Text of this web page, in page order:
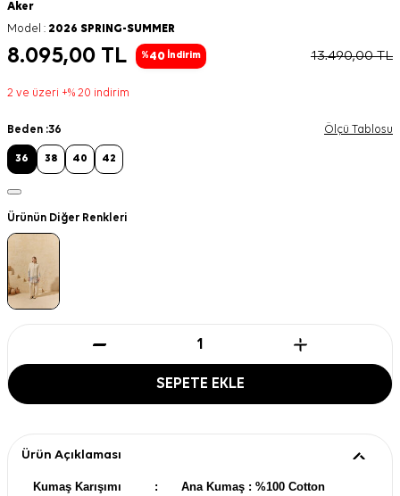
Aker
Model : 2026 SPRING-SUMMER
8.095,00 TL %40 İndirim 13.490,00TL
2 ve üzeri +% 20 indirim
Beden :36 Ölçü Tablosu
36 38 40 42
Ürünün Diğer Renkleri
SEPETE EKLE
Ürün Açıklaması
Kumaş Karışımı :
Ana Kumaş : %100 Cotton